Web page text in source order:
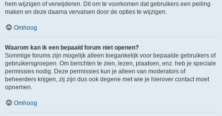
hem wijzigen of verwijderen. Dit om te voorkomen dat gebruikers een peiling
maken en deze daarna vervalsen door de opties te wijzigen.
Omhoog
Waarom kan ik een bepaald forum niet openen?
Sommige forums zijn mogelijk alleen toegankelijk voor bepaalde gebruikers of
gebruikersgroepen. Om berichten te zien, lezen, plaatsen, enz. heb je speciale
permissies nodig. Deze permissies kun je alleen van moderators of
beheerders krijgen, zij zijn dus ook degene met wie je hierover contact moet
opnemen.
Omhoog